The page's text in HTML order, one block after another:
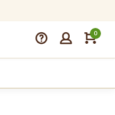
0